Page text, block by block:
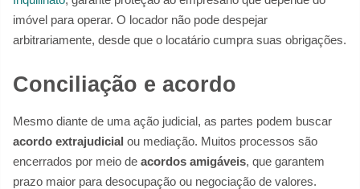
imóvel para operar. O locador não pode despejar
arbitrariamente, desde que o locatário cumpra suas obrigações.
Conciliação e acordo
Mesmo diante de uma ação judicial, as partes podem buscar
acordo extrajudicial ou mediação. Muitos processos são
encerrados por meio de acordos amigáveis, que garantem
prazo maior para desocupação ou negociação de valores.